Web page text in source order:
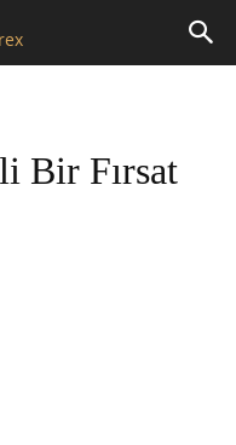
Bir Fırsat